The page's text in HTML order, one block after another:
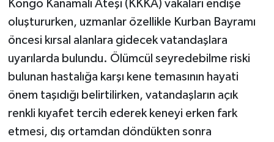
Kongo Kanamalı Ateşi (KKKA) vakaları endişe
oluştururken, uzmanlar özellikle Kurban Bayramı
öncesi kırsal alanlara gidecek vatandaşlara
uyarılarda bulundu. Ölümcül seyredebilme riski
bulunan hastalığa karşı kene temasının hayati
önem taşıdığı belirtilirken, vatandaşların açık
renkli kıyafet tercih ederek keneyi erken fark
etmesi, dış ortamdan döndükten sonra
YAŞAM